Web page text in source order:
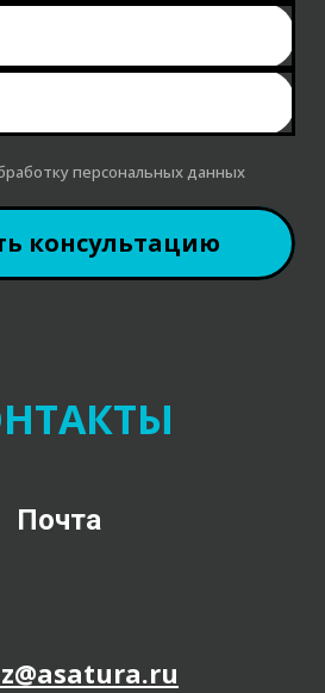
консультацию
персональных данных
Почта